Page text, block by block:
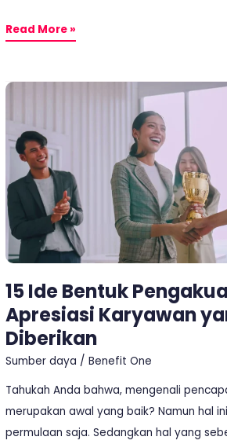
Read More »
15 Ide Bentuk
Apresiasi Karyawan
Diberikan
Sumber daya /Benefit One
Tahukah Anda bahwa, mengenali
merupakan awal yang baik? Namun hal
permulaan saja. Sedangkan hal yang
15
Bentuk
Pengakuan
dan
Apresiasi
Karyawan
yang
Jarang
Diberikan